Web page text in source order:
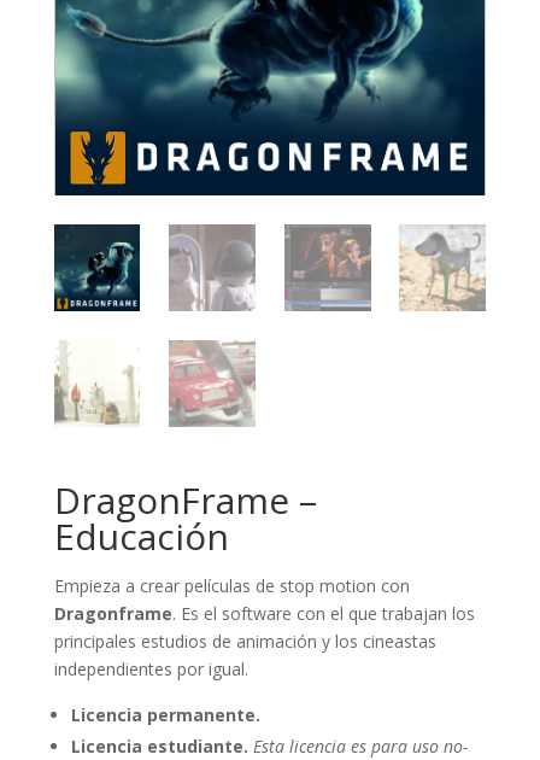
DragonFrame –
Educación
Empieza a crear películas de stop motion con
Dragonframe. Es el software con el que trabajan los
principales estudios de animación y los cineastas
independientes por igual.
Licencia permanente.
Licencia estudiante. Esta licencia es para uso no-